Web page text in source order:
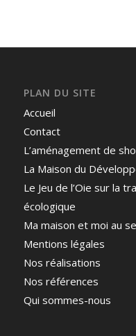
PLAN DU SITE
Accueil
Contact
L’aménagement de
La Maison du
Le Jeu de l’Oie sur la
écologique
Ma maison et moi au
Mentions légales
Nos réalisations
Nos références
Qui sommes-nous